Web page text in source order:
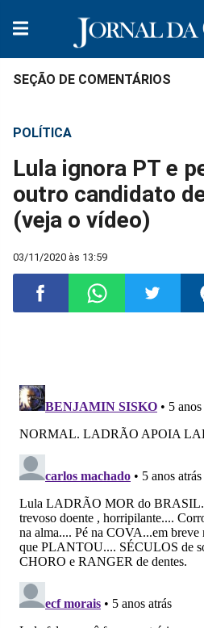
SEÇÃO DE COMENTÁRIOS
POLÍTICA
Lula ignora PT e
outro candidato
(veja o vídeo)
03/11/2020 às 13:59
no
FacebookWhatsappTwitter